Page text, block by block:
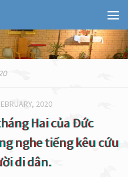
2020
Hai của Đức
nghe tiếng kêu cứu
di dân.